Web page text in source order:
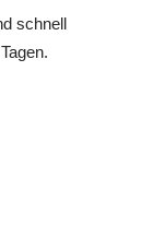
schnell